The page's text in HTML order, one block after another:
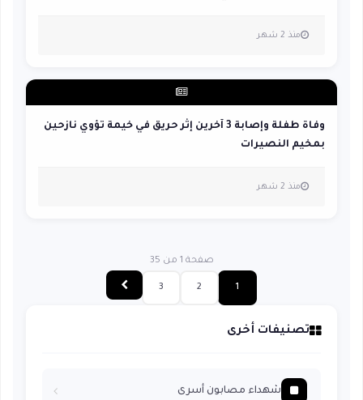
منذ 2 شهر
وفاة طفلة وإصابة 3 آخرين إثر حريق في خيمة تؤوي نازحين
بمخيم النصيرات
منذ 2 شهر
صفحة 1 من 35
1
2
3
تصنيفات أخرى
شهداء مصابون أسرى